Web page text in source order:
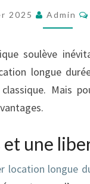
POUR
?
2025 Admin
soulève
longue
Mais
une
location longue